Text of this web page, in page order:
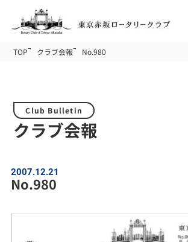
TOP クラブ会報 No.980
Club Bulletin
クラブ会報
2007.12.21
No.980